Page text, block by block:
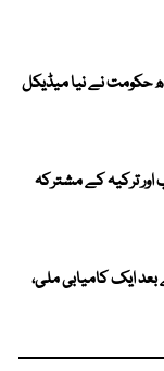
حکومت نے نیا میڈیکل
ترکیہ کے مشترکہ
ایک کامیابی ملی،